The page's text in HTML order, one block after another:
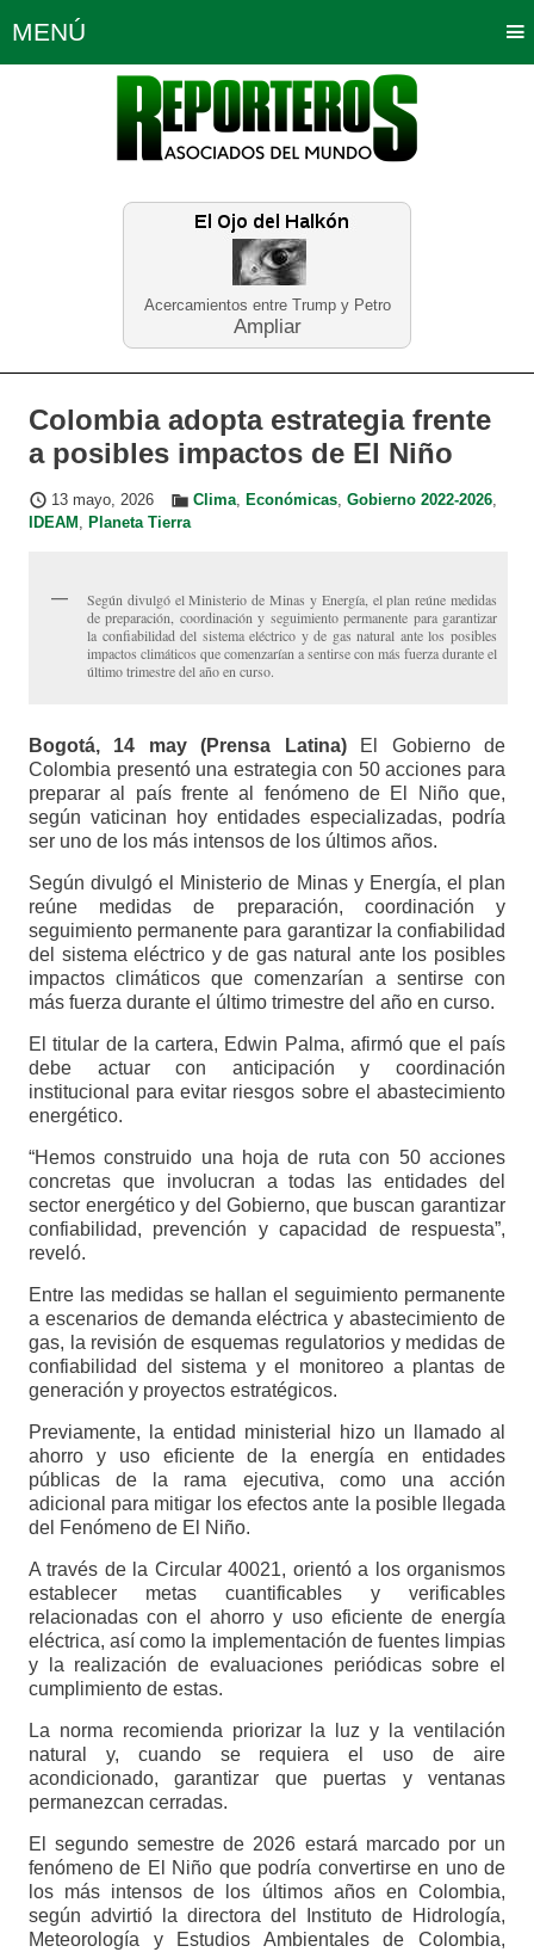
Acercamientos entre Trump y Petro
Ampliar
MENÚ
Política Opinión Bogotá
Planeta Tierra Deportes
Educación Neira
Colombia adopta estrategia frente
a posibles impactos de El Niño
13 mayo, 2026 Clima, Económicas, Gobierno 2022-2026,
IDEAM , Planeta Tierra
Según divulgó el Ministerio de Minas y Energía, el plan reúne medidas
de preparación, coordinación y seguimiento permanente para garantizar
la confiabilidad del sistema eléctrico y de gas natural ante los posibles
impactos climáticos que comenzarían a sentirse con más fuerza durante el
último trimestre del año en curso.
Bogotá, 14 may (Prensa Latina)El Gobierno de
Colombia presentó una estrategia con 50 acciones para
preparar al país frente al fenómeno de El Niño que,
según vaticinan hoy entidades especializadas, podría
ser uno de los más intensos de los últimos años.
Según divulgó el Ministerio de Minas y Energía, el plan
reúne medidas de preparación, coordinación y
seguimiento permanente para garantizar la confiabilidad
del sistema eléctrico y de gas natural ante los posibles
impactos climáticos que comenzarían a sentirse con
más fuerza durante el último trimestre del año en curso.
El titular de la cartera, Edwin Palma, afirmó que el país
debe actuar con anticipación y coordinación
institucional para evitar riesgos sobre el abastecimiento
energético.
“Hemos construido una hoja de ruta con 50 acciones
concretas que involucran a todas las entidades del
sector energético y del Gobierno, que buscan garantizar
confiabilidad, prevención y capacidad de respuesta”,
reveló.
Entre las medidas se hallan el seguimiento permanente
a escenarios de demanda eléctrica y abastecimiento de
gas, la revisión de esquemas regulatorios y medidas de
confiabilidad del sistema y el monitoreo a plantas de
generación y proyectos estratégicos.
Previamente, la entidad ministerial hizo un llamado al
ahorro y uso eficiente de la energía en entidades
públicas de la rama ejecutiva, como una acción
adicional para mitigar los efectos ante la posible llegada
del Fenómeno de El Niño.
A través de la Circular 40021, orientó a los organismos
establecer metas cuantificables y verificables
relacionadas con el ahorro y uso eficiente de energía
eléctrica, así como la implementación de fuentes limpias
y la realización de evaluaciones periódicas sobre el
cumplimiento de estas.
La norma recomienda priorizar la luz y la ventilación
natural y, cuando se requiera el uso de aire
acondicionado, garantizar que puertas y ventanas
permanezcan cerradas.
El segundo semestre de 2026 estará marcado por un
fenómeno de El Niño que podría convertirse en uno de
los más intensos de los últimos años en Colombia,
según advirtió la directora del Instituto de Hidrología,
Meteorología y Estudios Ambientales de Colombia,